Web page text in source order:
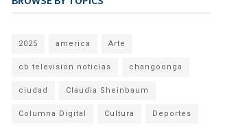
2025 america Arte
cb television noticias changoonga
ciudad Claudia Sheinbaum
Columna Digital Cultura Deportes